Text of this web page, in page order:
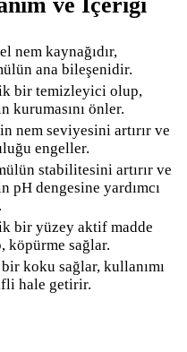
nem kaynağıdır,
ana bileşenidir.
bir temizleyici olup,
kurumasını önler.
nem seviyesini artırır ve
engeller.
stabilitesini artırır ve
pH dengesine yardımcı
bir yüzey aktif madde
köpürme sağlar.
koku sağlar, kullanımı
hale getirir.